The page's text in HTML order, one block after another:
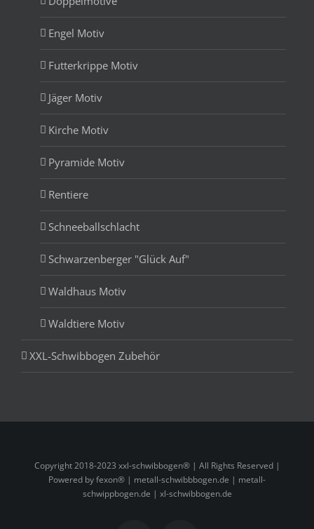
Engel Motiv
Futterkrippe Motiv
Jäger Motiv
Kirche Motiv
Pyramide Motiv
Rentiere
Schneeballschlacht
Schwarzenberger "Glück Auf"
Waldhaus Motiv
Waldtiere Motiv
XXL-Schwibbogen Zubehör
Copyright 2018-2023 xxl-schwibbogen® | All Rights Reserved |
Powered by fexon® | metall-schwibbbogen.de | metall-
schwippbogen.de | xl-schwibbogen.de